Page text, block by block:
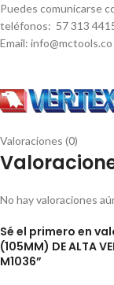
Puedes comunicarse
teléfonos: 57 313
Email: info@mctools.co
Valoraciones (0)
No hay valoraciones
Sé el primero en
(105MM) DE ALTA
M1036”